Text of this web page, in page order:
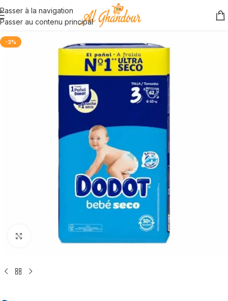
Passer à la navigation
Passer au contenu principal
-3%
Cliquez pour agrandir